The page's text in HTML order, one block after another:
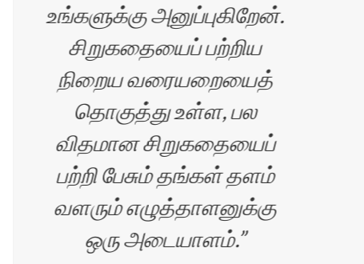
உங்களுக்கு அனுப்புகிறேன்.
சிறுகதையைப் பற்றிய
நிறைய வரையறையைத்
தொகுத்து உள்ள, பல
விதமான சிறுகதையைப்
பற்றி பேசும் தங்கள் தளம்
வளரும் எழுத்தாளனுக்கு
ஒரு அடையாளம்.